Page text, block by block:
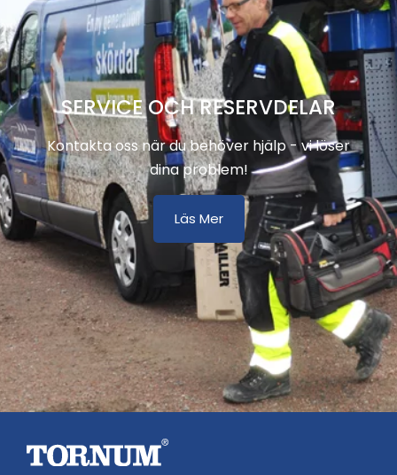
SERVICE OCH RESERVDELAR
Kontakta oss när du behöver hjälp - vi löser
dina problem!
Läs Mer